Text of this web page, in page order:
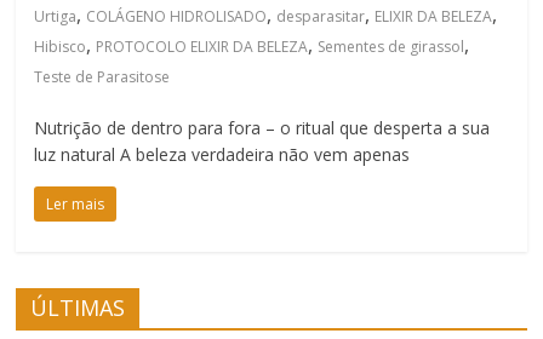
Urtiga, COLÁGENO HIDROLISADO, desparasitar, ELIXIR DA BELEZA,
Hibisco, PROTOCOLO ELIXIR DA BELEZA, Sementes de girassol,
Teste de Parasitose
Nutrição de dentro para fora – o ritual que desperta a sua
luz natural A beleza verdadeira não vem apenas
Ler mais
ÚLTIMAS